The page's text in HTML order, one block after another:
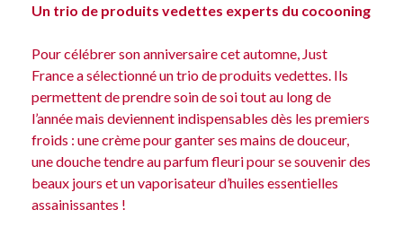
Un trio de produits vedettes experts du cocooning
Pour célébrer son anniversaire cet automne, Just
France a sélectionné un trio de produits vedettes. Ils
permettent de prendre soin de soi tout au long de
l’année mais deviennent indispensables dès les premiers
froids : une crème pour ganter ses mains de douceur,
une douche tendre au parfum fleuri pour se souvenir des
beaux jours et un vaporisateur d’huiles essentielles
assainissantes !